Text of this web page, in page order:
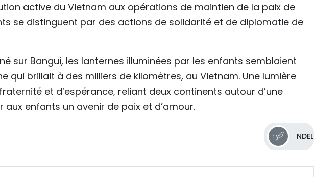
active du Vietnam aux opérations de maintien de la paix de
se distinguent par des actions de solidarité et de diplomatie de
sur Bangui, les lanternes illuminées par les enfants semblaient
qui brillait à des milliers de kilomètres, au Vietnam. Une lumière
et d’espérance, reliant deux continents autour d’une
enfants un avenir de paix et d’amour.
NDEL